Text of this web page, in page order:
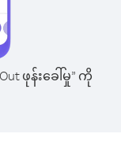
ဖုန်းခေါ်မှု” ကို